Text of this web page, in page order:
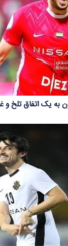
به یک اتفاق تلخ